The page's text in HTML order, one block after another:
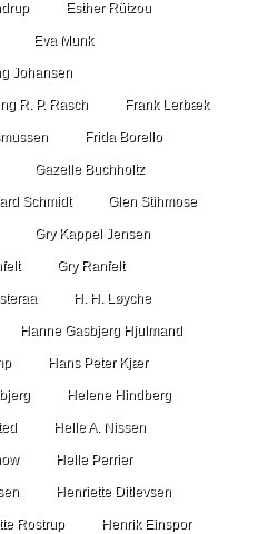
Esther Rützou
Eva Munk
Johansen
R. P. Rasch Frank Lerbæk
Frida Borello
Gazelle Buchholtz
Schmidt Glen Stihmose
Gry Kappel Jensen
Gry Ranfelt
H. H. Løyche
Hanne Gasbjerg Hjulmand
Hans Peter Kjær
Helene Hindberg
Helle A. Nissen
Helle Perrier
Henriette Ditlevsen
Rostrup Henrik Einspor